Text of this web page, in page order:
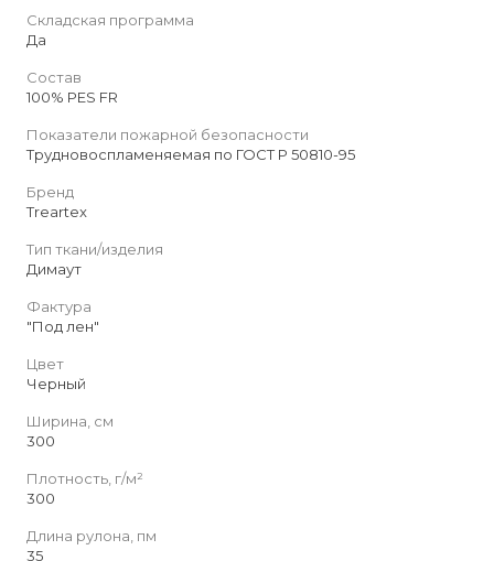
Складская программа
Да
Состав
100% PES FR
Показатели пожарной безопасности
Трудновоспламеняемая по ГОСТ Р 50810-95
Бренд
Treartex
Тип ткани/изделия
Димаут
Фактура
"Под лен"
Цвет
Черный
Ширина, см
300
Плотность, г/м²
300
Длина рулона, пм
35